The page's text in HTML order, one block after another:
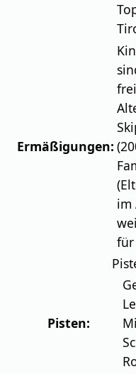
Ermäßigungen:
im
für
Pisten: